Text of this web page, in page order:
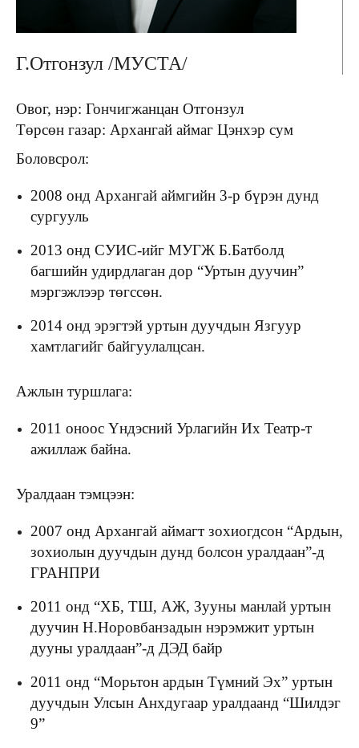
Г.Отгонзул /МУСТА/
Овог, нэр: Гончигжанцан Отгонзул
Төрсөн газар: Архангай аймаг Цэнхэр сум
Боловсрол:
2008 онд Архангай аймгийн 3-р бүрэн дунд
сургууль
2013 онд СУИС-ийг МУГЖ Б.Батболд
багшийн удирдлаган дор “Уртын дуучин”
мэргэжлээр төгссөн.
2014 онд эрэгтэй уртын дуучдын Язгуур
хамтлагийг байгуулалцсан.
Ажлын туршлага:
2011 оноос Үндэсний Урлагийн Их Театр-т
ажиллаж байна.
Уралдаан тэмцээн:
2007 онд Архангай аймагт зохиогдсон “Ардын,
зохиолын дуучдын дунд болсон уралдаан”-д
ГРАНПРИ
2011 онд “ХБ, ТШ, АЖ, Зууны манлай уртын
дуучин Н.Норовбанзадын нэрэмжит уртын
дууны уралдаан”-д ДЭД байр
2011 онд “Морьтон ардын Түмний Эх” уртын
дуучдын Улсын Анхдугаар уралдаанд “Шилдэг
9”